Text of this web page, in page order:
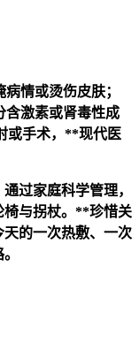
情或烫伤皮肤；
激素或肾毒性成
或手术，**现代医
过家庭科学管理，
椅与拐杖。**珍惜关
的一次热敷、一次